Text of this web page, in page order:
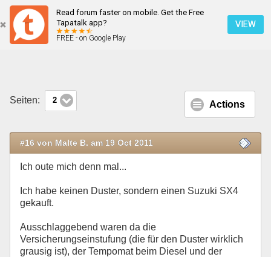
Read forum faster on mobile. Get the Free
Tapatalk app?
FREE - on Google Play
VIEW
Alternativen zum Duster ?
Seiten: 2 Actions
#16 von Malte B. am 19 Oct 2011
Ich oute mich denn mal...
Ich habe keinen Duster, sondern einen Suzuki SX4
gekauft.
Ausschlaggebend waren da die
Versicherungseinstufung (die für den Duster wirklich
grausig ist), der Tempomat beim Diesel und der